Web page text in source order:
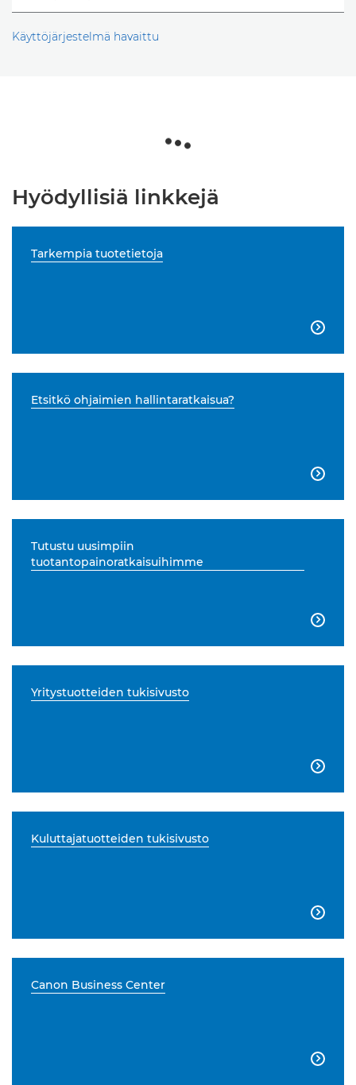
Käyttöjärjestelmä havaittu
Hyödyllisiä linkkejä
Tarkempia tuotetietoja

Etsitkö ohjaimien hallintaratkaisua?

Tutustu uusimpiin
tuotantopainoratkaisuihimme

Yritystuotteiden tukisivusto

Kuluttajatuotteiden tukisivusto

Canon Business Center
